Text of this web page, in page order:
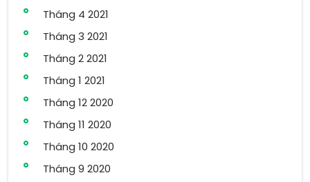
Tháng 4 2021
Tháng 3 2021
Tháng 2 2021
Tháng 1 2021
Tháng 12 2020
Tháng 11 2020
Tháng 10 2020
Tháng 9 2020